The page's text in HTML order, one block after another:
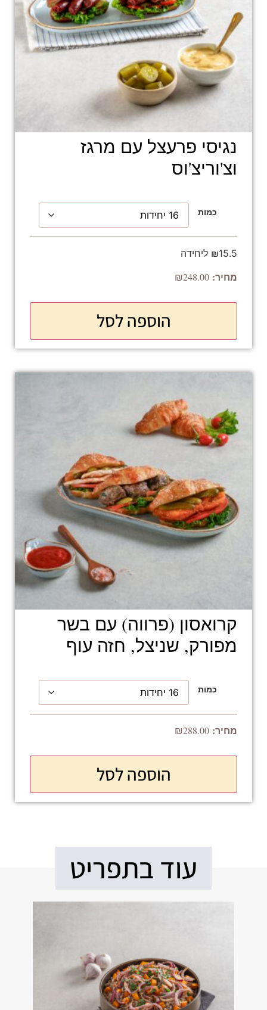
נגיסי פרעצל עם מרגז
וצ'וריצ'וס
כמות
₪15.5 ליחידה
₪248.00
הוספה לסל
קרואסון (פרווה) עם בשר
מפורק, שניצל, חזה עוף
כמות
₪288.00
הוספה לסל
עוד בתפריט